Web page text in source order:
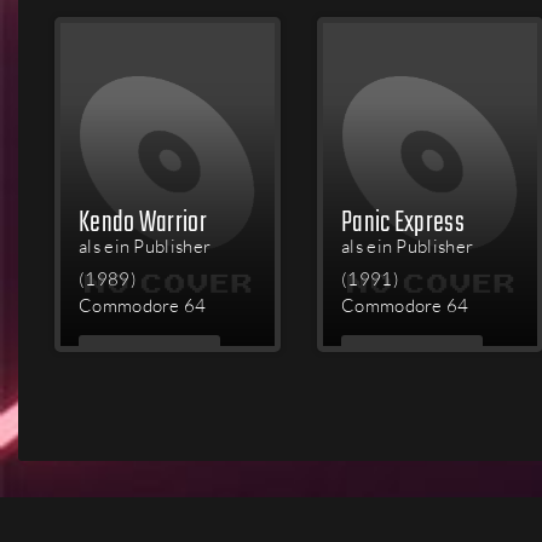
Kendo Warrior
als ein Publisher
(1989)
Commodore 64
MEHR
Panic Express
als ein Publisher
(1991)
Commodore 64
MEHR